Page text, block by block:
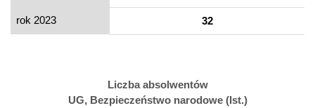
rok 2023 32
Liczba absolwentów
UG, Bezpieczeństwo narodowe (Ist.)